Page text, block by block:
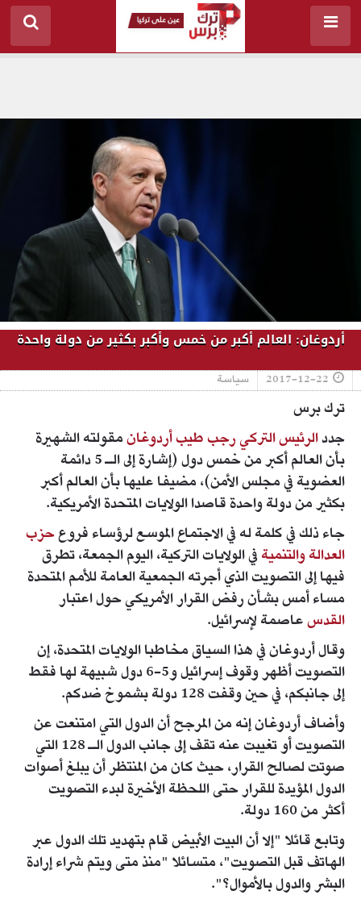
أردوغان: العالم أكبر من خمس وأكبر بكثير من دولة واحدة
2017-12-22 سياسة
ترك برس
جددالرئيس التركي رجب طيب أردوغانمقولته الشهيرة
بأن العالم أكبر من خمس دول (إشارة إلى الـ 5 دائمة
العضوية في مجلس الأمن)، مضيفا عليها بأن العالم أكبر
بكثير من دولة واحدة قاصدا الولايات المتحدة الأمريكية.
جاء ذلك في كلمة له في الاجتماع الموسع لرؤساء فروعحزب
العدالة والتنميةفي الولايات التركية، اليوم الجمعة، تطرق
فيها إلى التصويت الذي أجرته الجمعية العامة للأمم المتحدة
مساء أمس بشأن رفض القرار الأمريكي حول اعتبار
القدسعاصمة لإسرائيل.
وقال أردوغان في هذا السياق مخاطبا الولايات المتحدة، إن
التصويت أظهر وقوف إسرائيل و5-6 دول شبيهة لها فقط
إلى جانبكم، في حين وقفت 128 دولة بشموخ ضدكم.
وأضاف أردوغان إنه من المرجح أن الدول التي امتنعت عن
التصويت أو تغيبت عنه تقف إلى جانب الدول الـ 128 التي
صوتت لصالح القرار، حيث كان من المنتظر أن يبلغ أصوات
الدول المؤيدة للقرار حتى اللحظة الأخيرة لبدء التصويت
أكثر من 160 دولة.
وتابع قائلا "إلا أن البيت الأبيض قام بتهديد تلك الدول عبر
الهاتف قبل التصويت"، متسائلا "منذ متى ويتم شراء إرادة
البشر والدول بالأموال؟".